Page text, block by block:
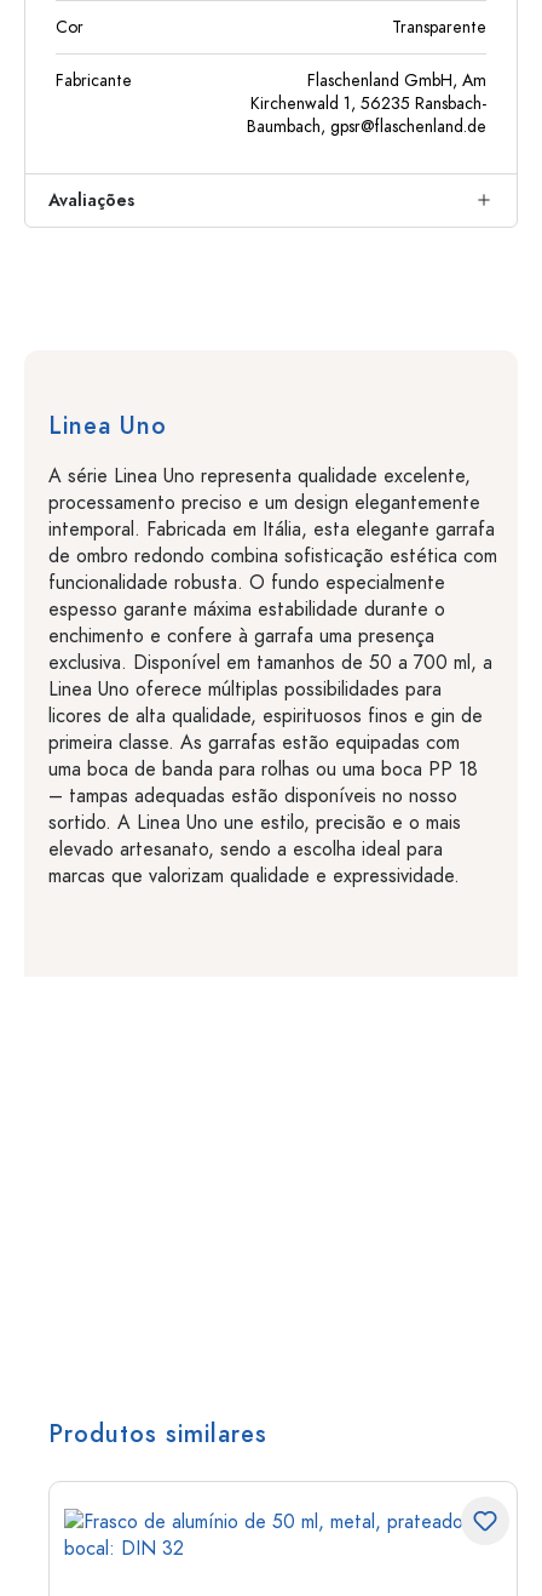
Cor Transparente
Fabricante
Flaschenland GmbH, Am
Kirchenwald 1, 56235 Ransbach-
Baumbach, gpsr@flaschenland.de
Avaliações
Linea Uno
A série Linea Uno representa qualidade excelente,
processamento preciso e um design elegantemente
intemporal. Fabricada em Itália, esta elegante garrafa
de ombro redondo combina sofisticação estética com
funcionalidade robusta. O fundo especialmente
espesso garante máxima estabilidade durante o
enchimento e confere à garrafa uma presença
exclusiva. Disponível em tamanhos de 50 a 700 ml, a
Linea Uno oferece múltiplas possibilidades para
licores de alta qualidade, espirituosos finos e gin de
primeira classe. As garrafas estão equipadas com
uma boca de banda para rolhas ou uma boca PP 18
– tampas adequadas estão disponíveis no nosso
sortido. A Linea Uno une estilo, precisão e o mais
elevado artesanato, sendo a escolha ideal para
marcas que valorizam qualidade e expressividade.
Produtos similares